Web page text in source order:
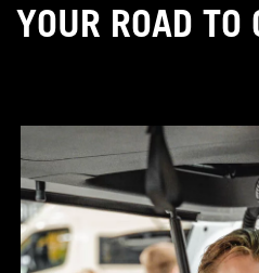
YOUR ROAD TO